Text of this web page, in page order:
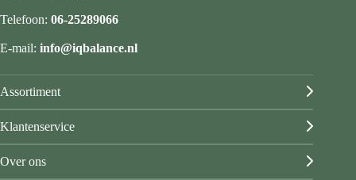
Telefoon: 06-25289066
E-mail: info@iqbalance.nl
Assortiment
Klantenservice
Over ons